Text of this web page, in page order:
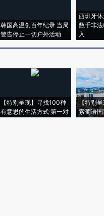
韩国高温创百年纪录 当局
警告停止一切户外活动
西班牙
数千非
入
【特别呈现】寻找100种
有意思的生活方式·第一对
【特别
索葡语